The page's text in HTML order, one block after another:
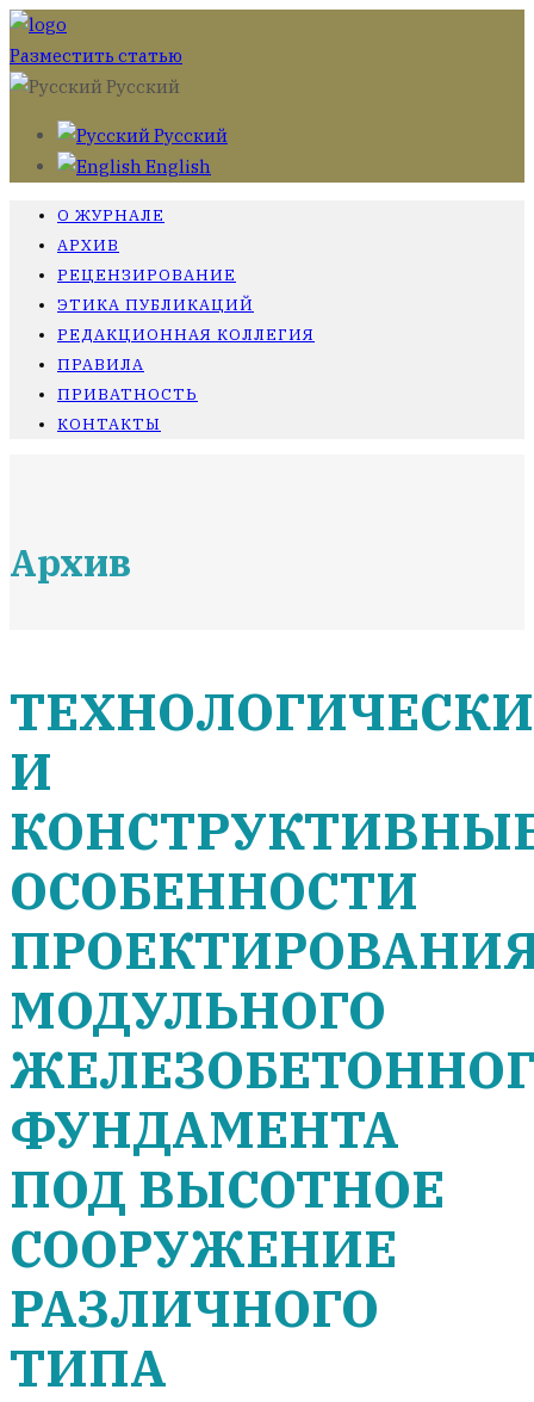
Разместить статью
Русский
Русский
English
О ЖУРНАЛЕ
АРХИВ
РЕЦЕНЗИРОВАНИЕ
ЭТИКА ПУБЛИКАЦИЙ
РЕДАКЦИОННАЯ КОЛЛЕГИЯ
ПРАВИЛА
ПРИВАТНОСТЬ
КОНТАКТЫ
Архив
И
ОСОБЕННОСТИ
МОДУЛЬНОГО
ФУНДАМЕНТА
ПОД ВЫСОТНОЕ
СООРУЖЕНИЕ
РАЗЛИЧНОГО
ТИПА